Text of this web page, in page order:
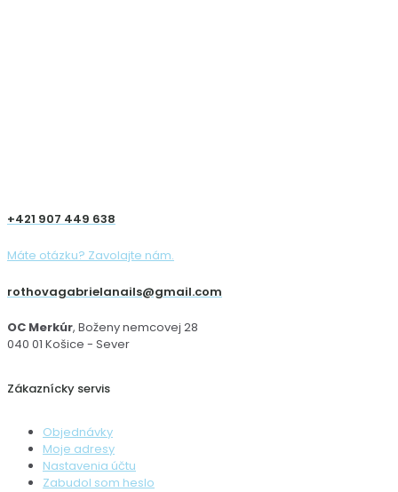
+421 907 449 638
Máte otázku? Zavolajte nám.
rothovagabrielanails@gmail.com
OC Merkúr, Boženy nemcovej 28
040 01 Košice - Sever
Zákaznícky servis
Objednávky
Moje adresy
Nastavenia účtu
Zabudol som heslo